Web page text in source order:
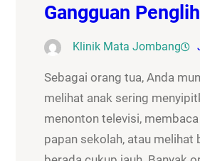
Gangguan
Klinik Mata Jombang
Sebagai orang tua, Anda
melihat anak sering
menonton televisi,
papan sekolah, atau melihat